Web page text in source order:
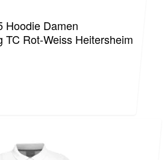
Hoodie Damen
TC Rot-Weiss Heitersheim
€